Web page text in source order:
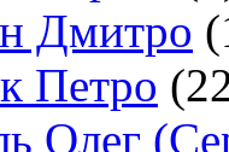
Дмитро
Петро
Олег